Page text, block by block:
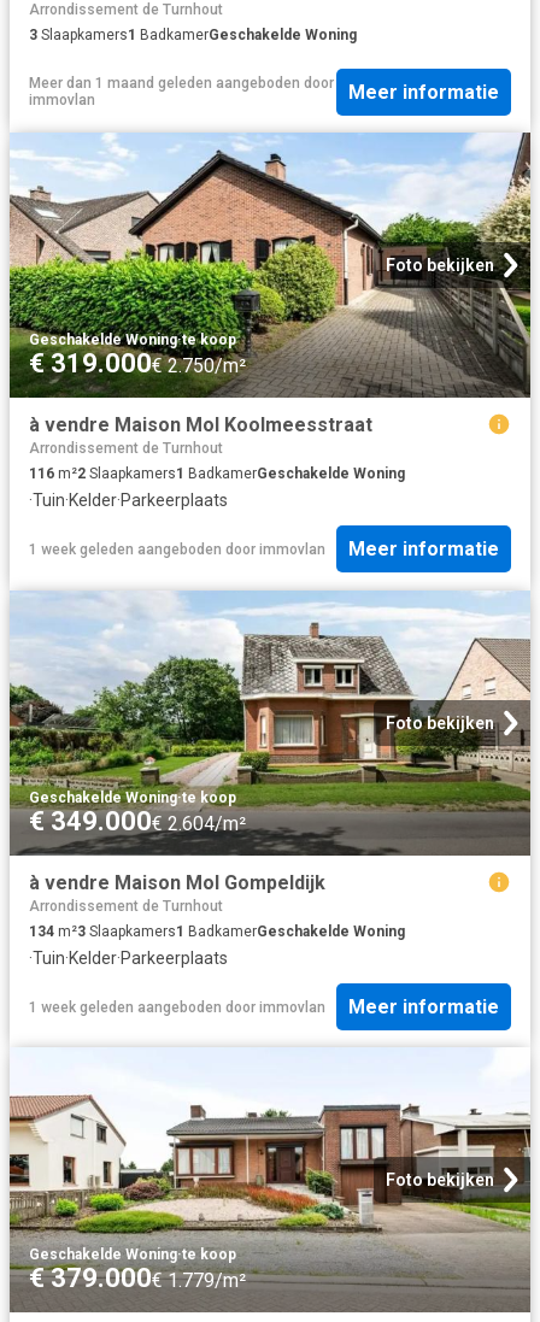
Arrondissement de Turnhout
3 Slaapkamers1 BadkamerGeschakelde Woning
Meer dan 1 maand geleden aangeboden door
immovlan
Meer informatie
Foto bekijken
Geschakelde Woning·te koop
€ 319.000€ 2.750/m²
à vendre Maison Mol Koolmeesstraat
Arrondissement de Turnhout
116 m²2 Slaapkamers1 BadkamerGeschakelde Woning
·Tuin·Kelder·Parkeerplaats
1 week geleden aangeboden door immovlan Meer informatie
Foto bekijken
Geschakelde Woning·te koop
€ 349.000€ 2.604/m²
à vendre Maison Mol Gompeldijk
Arrondissement de Turnhout
134 m²3 Slaapkamers1 BadkamerGeschakelde Woning
·Tuin·Kelder·Parkeerplaats
1 week geleden aangeboden door immovlan Meer informatie
Foto bekijken
Geschakelde Woning·te koop
€ 379.000€ 1.779/m²